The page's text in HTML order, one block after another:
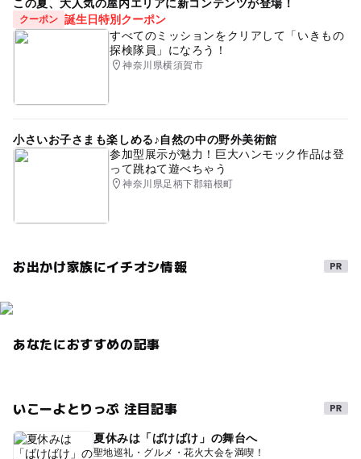
この夏、大人気の屋内エリアに新コンテンツが登場！
クーポン 誕生日特別クーポン
すべてのミッションをクリアして「いきもの
探検隊員」になろう！
神奈川県横須賀市
小さいお子さまも楽しめる♪自然の中の野外美術館
参加型展示が魅力！巨大ハンモック作品は登
って跳ねて遊べちゃう
神奈川県足柄下郡箱根町
お出かけ家族にイチオシ情報
あなたにおすすめの記事
いこーよとりっぷ 注目記事
夏休みは「ばけばけ」の舞台へ
聖地巡礼・グルメ・花火大会を満喫！